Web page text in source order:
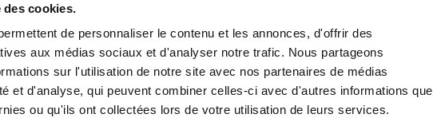
cookies.
de personnaliser le contenu et les annonces, d'offrir des
aux médias sociaux et d'analyser notre trafic. Nous partageons
sur l'utilisation de notre site avec nos partenaires de médias
et d'analyse, qui peuvent combiner celles-ci avec d'autres informations que
ou qu'ils ont collectées lors de votre utilisation de leurs services.
Vivaces
Outils et accessoires